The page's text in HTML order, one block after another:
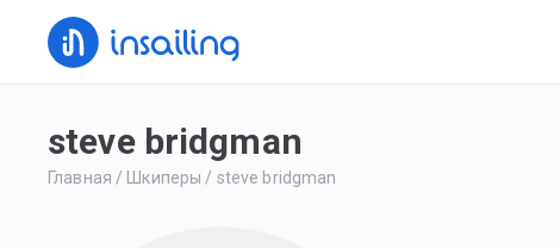
steve bridgman
Главная / Шкиперы / steve bridgman